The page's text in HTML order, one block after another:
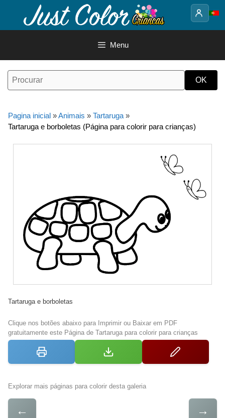
o
Menu
Pagina inicial »Animais » Tartaruga »
Tartaruga e borboletas (Página para colorir para crianças)
Tartaruga e borboletas
Clique nos botões abaixo para Imprimir ou Baixar em PDF
gratuitamente este Página de Tartaruga para colorir para crianças
Explorar mais páginas para colorir desta galeria
← →